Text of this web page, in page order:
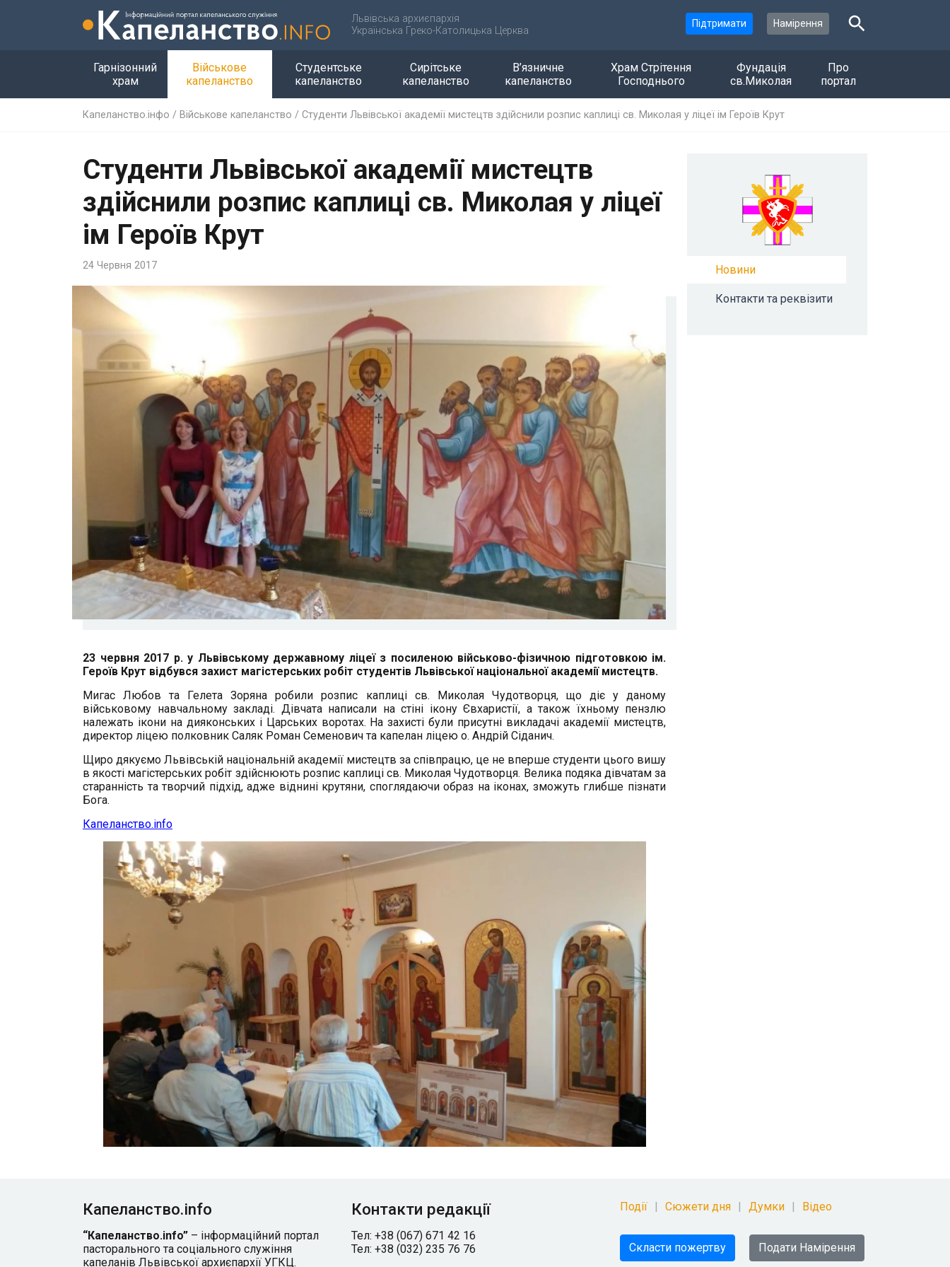
Львівська архиєпархія
Українська Греко-Католицька Церква
Підтримати Намірення
Гарнізонний
храм
Військове
капеланство
Студентське
капеланство
Сирітське
капеланство
В’язничне
капеланство
Храм Стрітення
Господнього
Фундація
св.Миколая
Про
портал
Капеланство.інфо / Військове капеланство / Студенти Львівської академії мистецтв здійснили розпис каплиці св. Миколая у ліцеї ім Героїв Крут
Студенти Львівської академії мистецтв
здійснили розпис каплиці св. Миколая у ліцеї
ім Героїв Крут
24 Червня 2017
23 червня 2017 р. у Львівському державному ліцеї з посиленою військово-фізичною підготовкою ім.
Героїв Крут відбувся захист магістерських робіт студентів Львівської національної академії мистецтв.
Мигас Любов та Гелета Зоряна робили розпис каплиці св. Миколая Чудотворця, що діє у даному
військовому навчальному закладі. Дівчата написали на стіні ікону Євхаристії, а також їхньому пензлю
належать ікони на дияконських і Царських воротах. На захисті були присутні викладачі академії мистецтв,
директор ліцею полковник Саляк Роман Семенович та капелан ліцею о. Андрій Сіданич.
Щиро дякуємо Львівській національній академії мистецтв за співпрацю, це не вперше студенти цього вишу
в якості магістерських робіт здійснюють розпис каплиці св. Миколая Чудотворця. Велика подяка дівчатам за
старанність та творчий підхід, адже віднині крутяни, споглядаючи образ на іконах, зможуть глибше пізнати
Бога.
Капеланство.info
Новини
Контакти та реквізити
Капеланство.info
“Капеланство.info” – інформаційний портал
пасторального та соціального служіння
капеланів Львівської архиєпархії УГКЦ.
Контакти редакції
Тел: +38 (067) 671 42 16
Тел: +38 (032) 235 76 76
Події Сюжети дня Думки Відео
Скласти пожертву Подати Намірення